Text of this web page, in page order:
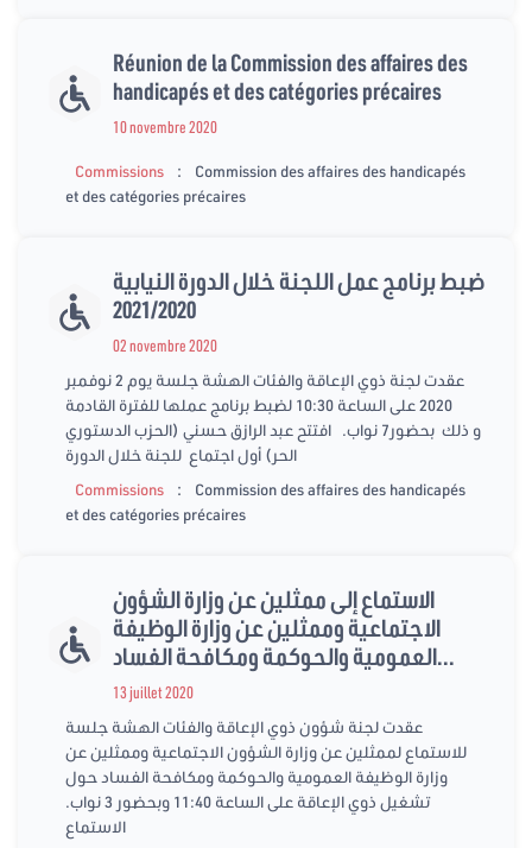
Réunion de la Commission des affaires des
handicapés et des catégories précaires
10 novembre 2020
Commissions :
Commission des affaires des handicapés
et des catégories précaires
ضبط برنامج عمل اللجنة خلال الدورة النيابية
2021/2020
02 novembre 2020
عقدت لجنة ذوي الإعاقة والفئات الهشة جلسة يوم 2 نوفمبر
2020 على الساعة 10:30 لضبط برنامج عملها للفترة القادمة
و ذلك بحضور7 نواب. افتتح عبد الرازق حسني (الحزب الدستوري
Commissions
:
Commission des affaires des handicapés
et des catégories précaires
الاستماع إلى ممثلين عن وزارة الشؤون
الاجتماعية وممثلين عن وزارة الوظيفة
العمومية والحوكمة ومكافحة الفساد...
13 juillet 2020
عقدت لجنة شؤون ذوي الإعاقة والفئات الهشة جلسة
للاستماع لممثلين عن وزارة الشؤون الاجتماعية وممثلين عن
وزارة الوظيفة العمومية والحوكمة ومكافحة الفساد حول
تشغيل ذوي الإعاقة على الساعة 11:40 وبحضور 3 نواب.
الاستماع